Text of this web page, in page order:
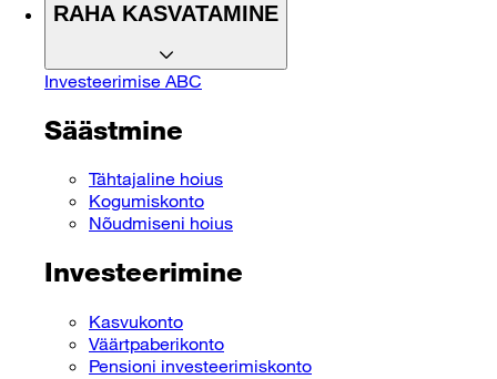
RAHA KASVATAMINE
Investeerimise ABC
Säästmine
Tähtajaline hoius
Kogumiskonto
Nõudmiseni hoius
Investeerimine
Kasvukonto
Väärtpaberikonto
Pensioni investeerimiskonto